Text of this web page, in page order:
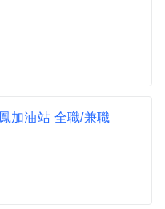
加油站 全職/兼職